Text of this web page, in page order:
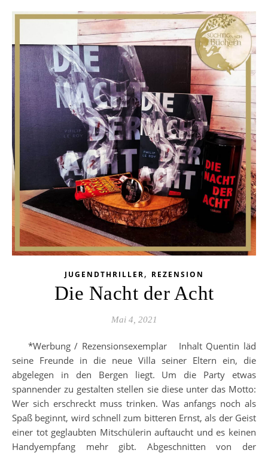
JUGENDTHRILLER, REZENSION
Die Nacht der Acht
Mai 4, 2021
*Werbung / Rezensionsexemplar Inhalt Quentin läd
seine Freunde in die neue Villa seiner Eltern ein, die
abgelegen in den Bergen liegt. Um die Party etwas
spannender zu gestalten stellen sie diese unter das Motto:
Wer sich erschreckt muss trinken. Was anfangs noch als
Spaß beginnt, wird schnell zum bitteren Ernst, als der Geist
einer tot geglaubten Mitschülerin auftaucht und es keinen
Handyempfang mehr gibt. Abgeschnitten von der